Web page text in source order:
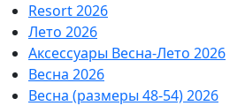
Resort 2026
Лето 2026
Аксессуары Весна-Лето 2026
Весна 2026
Весна (размеры 48-54) 2026